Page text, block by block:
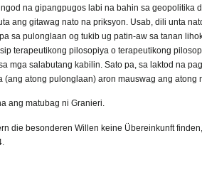
na gipangpugos labi na bahin sa geopolitika
ang gitawag nato na priksyon. Usab, dili unta
sa pulonglaan og tukib ug patin-aw sa tanan
terapeutikong pilosopiya o terapeutikong
mga salabutang kabilin. Sato pa, sa laktod na
atong pulonglaan) aron mauswag ang atong
ang matubag ni Granieri.
die besonderen Willen keine Übereinkunft